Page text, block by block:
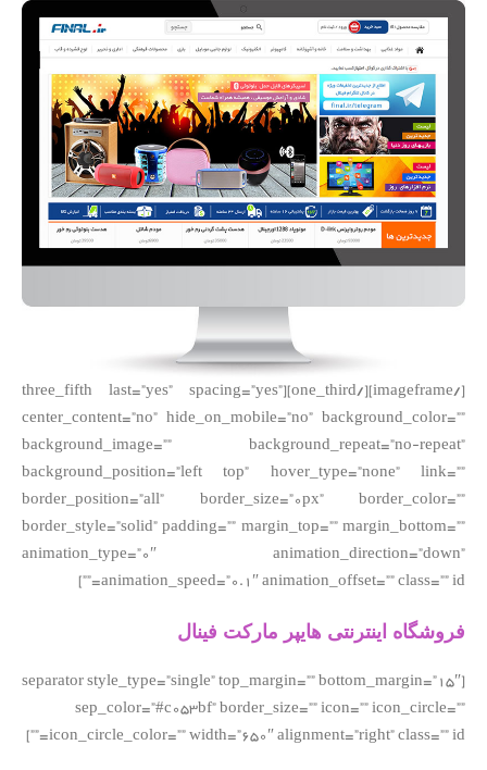
[/imageframe][/one_third][three_fifth last=”yes” spacing=”yes”
center_content=”no” hide_on_mobile=”no” background_color=””
background_image=”” background_repeat=”no-repeat”
background_position=”left top” hover_type=”none” link=””
border_position=”all” border_size=”0px” border_color=””
border_style=”solid” padding=”” margin_top=”” margin_bottom=””
animation_type=”0″ animation_direction=”down”
animation_speed=”0.1″ animation_offset=”” class=”” id=””]
فروشگاه اینترنتی هایپر مارکت فینال
[separator style_type=”single” top_margin=”” bottom_margin=”15″
sep_color=”#c053bf” border_size=”” icon=”” icon_circle=””
icon_circle_color=”” width=”650″ alignment=”right” class=”” id=””]